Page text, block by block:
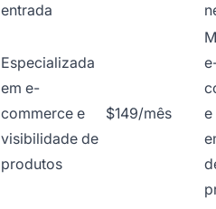
entrada
Especializada
em e-
commerce e
visibilidade de
produtos
$149/mês
e